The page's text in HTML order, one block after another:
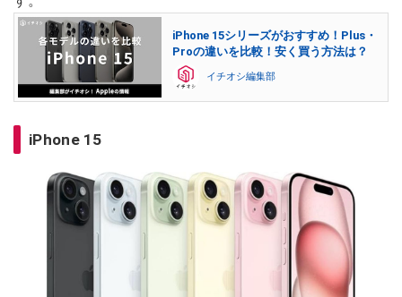
iPhone 15シリーズがおすすめ！Plus・
Proの違いを比較！安く買う方法は？
イチオシ編集部
iPhone 15